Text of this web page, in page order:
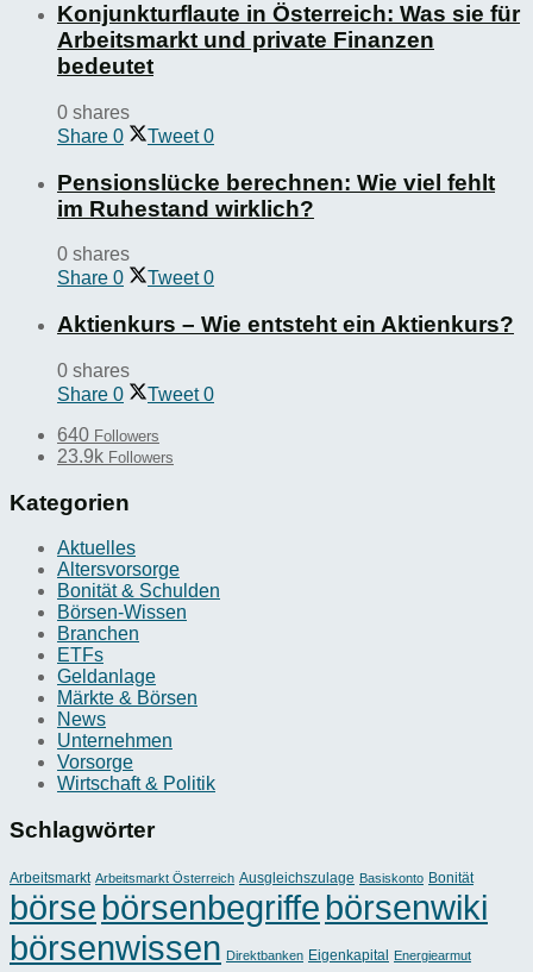
Konjunkturflaute in Österreich: Was sie für
Arbeitsmarkt und private Finanzen
bedeutet
0 shares
Share 0 Tweet 0
Pensionslücke berechnen: Wie viel fehlt
im Ruhestand wirklich?
0 shares
Share 0 Tweet 0
Aktienkurs – Wie entsteht ein Aktienkurs?
0 shares
Share 0 Tweet 0
640 Followers
23.9k Followers
Kategorien
Aktuelles
Altersvorsorge
Bonität & Schulden
Börsen-Wissen
Branchen
ETFs
Geldanlage
Märkte & Börsen
News
Unternehmen
Vorsorge
Wirtschaft & Politik
Schlagwörter
Arbeitsmarkt Arbeitsmarkt Österreich Ausgleichszulage Basiskonto Bonität
börse börsenbegriffe börsenwiki
börsenwissen Direktbanken Eigenkapital Energiearmut